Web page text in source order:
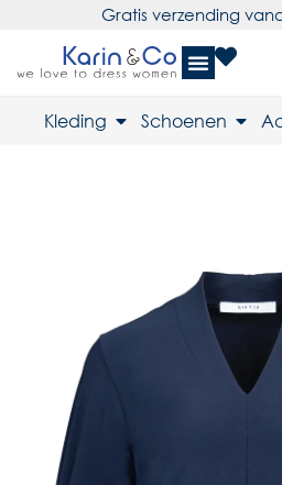
Gratis verzending
Kleding Schoenen